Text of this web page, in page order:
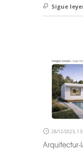
Sigue
28/12/2025,
Arquitectur-